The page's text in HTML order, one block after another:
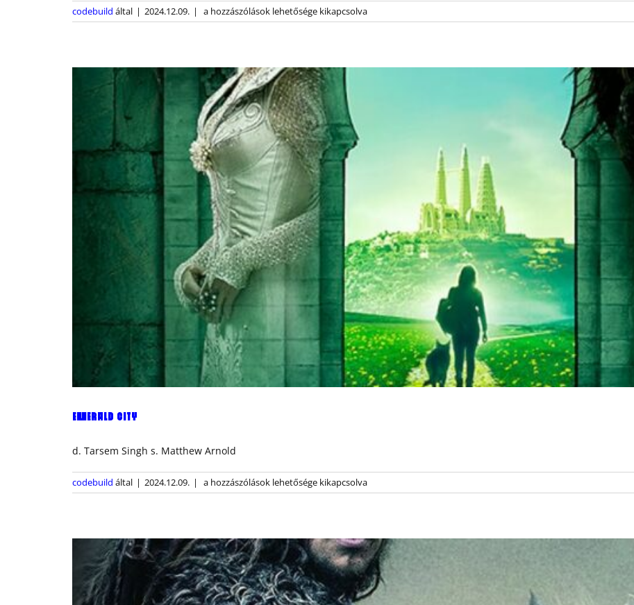
codebuild által | 2024.12.09. |
Ransom
Season
a hozzászólások lehetősége kikapcsolva
EMERALD CITY
d. Tarsem Singh s. Matthew Arnold
codebuild által | 2024.12.09. |
Emerald
City
a hozzászólások lehetősége kikapcsolva